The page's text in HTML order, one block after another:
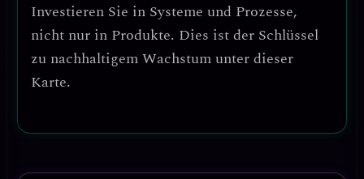
Investieren Sie in Systeme und Prozesse,
nicht nur in Produkte. Dies ist der Schlüssel
zu nachhaltigem Wachstum unter dieser
Karte.